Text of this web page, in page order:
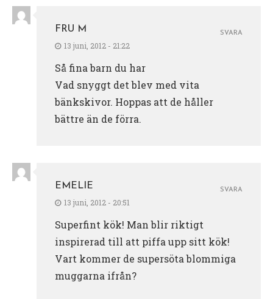
FRU M
13 juni, 2012 - 21:22
Så fina barn du har
Vad snyggt det blev med vita
bänkskivor. Hoppas att de håller
bättre än de förra.
SVARA
EMELIE
13 juni, 2012 - 20:51
Superfint kök! Man blir riktigt
inspirerad till att piffa upp sitt kök!
Vart kommer de supersöta blommiga
muggarna ifrån?
SVARA